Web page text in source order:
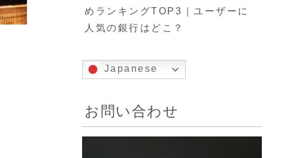
めランキングTOP3｜ユーザーに
人気の銀行はどこ？
Japanese
お問い合わせ